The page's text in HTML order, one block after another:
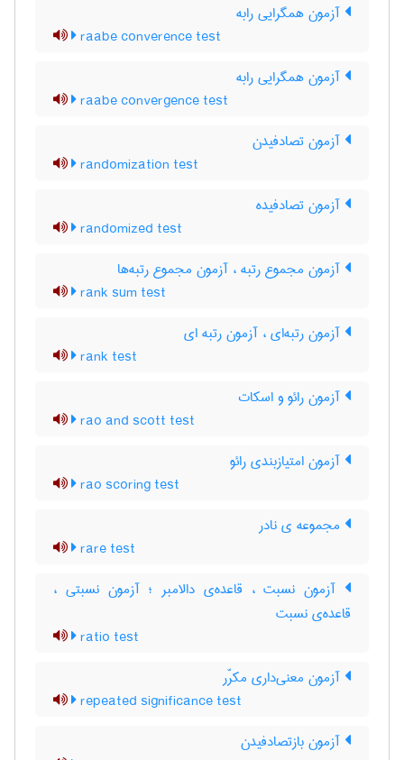
آزمون همگرایی رابه
raabe converence test
آزمون همگرایی رابه
raabe convergence test
آزمون تصادفیدن
randomization test
آزمون تصادفیده
randomized test
آزمون مجموع رتبه ، آزمون مجموع رتبه‌ها
rank sum test
آزمون رتبه‌ای ، آزمون رتبه ای
rank test
آزمون رائو و اسکات
rao and scott test
آزمون امتیازبندی رائو
rao scoring test
مجموعه ی نادر
rare test
آزمون نسبت ، قاعده‌ی دالامبر ؛ آزمون نسبتی ،
قاعده‌ی نسبت
ratio test
آزمون معنی‌داری مکرّر
repeated significance test
آزمون بازتصادفیدن